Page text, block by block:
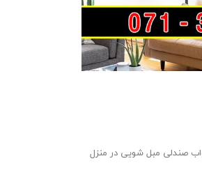
مبل شویی در منزل